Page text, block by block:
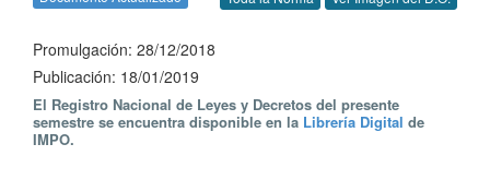
Promulgación: 28/12/2018
Publicación: 18/01/2019
El Registro Nacional de Leyes y Decretos del presente
semestre se encuentra disponible en la Librería Digital de
IMPO.